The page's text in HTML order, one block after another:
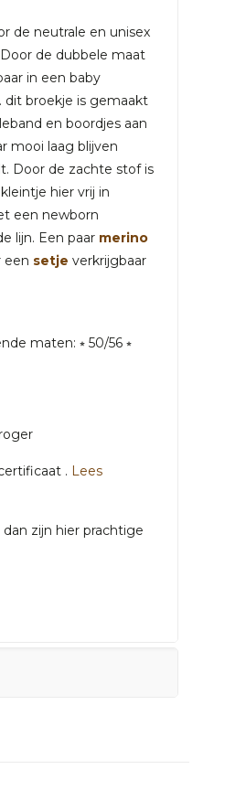
de neutrale en unisex
de dubbele maat
in een baby
dit broekje is gemaakt
en boordjes aan
mooi laag blijven
Door de zachte stof is
hier vrij in
een newborn
lijn. Een paar merino
een setje verkrijgbaar
maten: ⭒ 50/56 ⭒
. Lees
zijn hier prachtige